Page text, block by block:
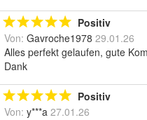
Positiv
Von: Gavroche1978 29.01.26
Alles perfekt gelaufen, gute
Dank
Positiv
Von: y***a 27.01.26